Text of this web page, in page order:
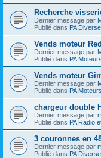
Recherche
Dernier message par
Publié dans PA
Vends moteur
Dernier message par
Publié dans PA
Vends moteur
Dernier message par
Publié dans PA
chargeur double
Dernier message par
Publié dans PA Radio
3 couronnes en
Dernier message par
Publié dans PA